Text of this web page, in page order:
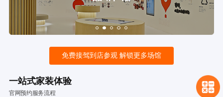
免费接驾到店参观 解锁更多场馆
一站式家装体验
官网预约服务流程